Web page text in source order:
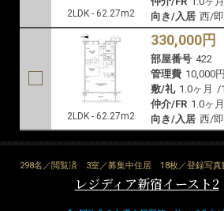
東京都新宿区新宿7-26-25
東京メトロ副都心線「東新宿」徒歩3分
2015年3月
RC造 地上5階